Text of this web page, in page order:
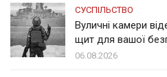
СУСПІЛЬСТВО
Вуличні камери
щит для вашої
06.08.2026